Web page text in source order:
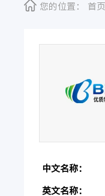
您的位置： 首页
中文名称：
英文名称：